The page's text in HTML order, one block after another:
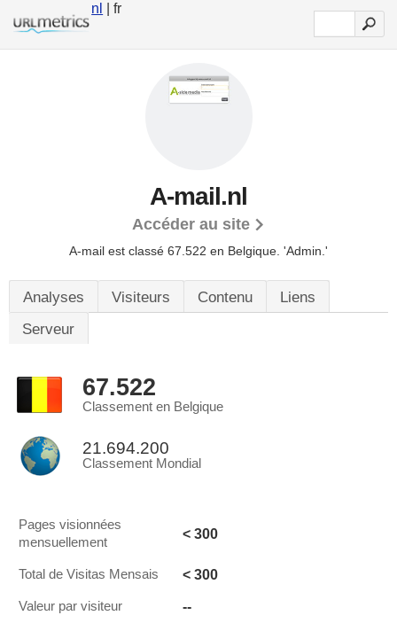
nl | fr
A-mail.nl
Accéder au site
A-mail est classé 67.522 en Belgique. 'Admin.'
Analyses Visiteurs Contenu
Liens
Serveur
67.522
Classement en Belgique
21.694.200
Classement Mondial
Pages visionnées
mensuellement
< 300
Total de Visitas Mensais < 300
Valeur par visiteur --